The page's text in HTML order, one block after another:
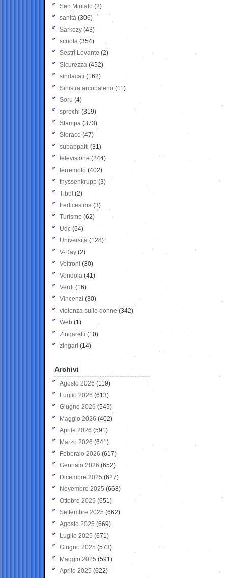
San Miniato (2)
sanità (306)
Sarkozy (43)
scuola (354)
Sestri Levante (2)
Sicurezza (452)
sindacati (162)
Sinistra arcobaleno (11)
Soru (4)
sprechi (319)
Stampa (373)
Storace (47)
subappalti (31)
televisione(244)
terremoto (402)
thyssenkrupp (3)
Tibet(2)
tredicesima (3)
Turismo (62)
Udc (64)
Università (128)
V-Day (2)
Veltroni (30)
Vendola (41)
Verdi (16)
Vincenzi (30)
violenza sulle donne (342)
Web (1)
Zingaretti (10)
zingari (14)
Archivi
Agosto 2026 (119)
Luglio 2026 (613)
Giugno 2026 (545)
Maggio 2026 (402)
Aprile 2026 (591)
Marzo 2026 (641)
Febbraio 2026 (617)
Gennaio 2026 (652)
Dicembre 2025 (627)
Novembre 2025 (668)
Ottobre 2025 (651)
Settembre 2025 (662)
Agosto 2025 (669)
Luglio 2025 (671)
Giugno 2025 (573)
Maggio 2025 (591)
Aprile 2025 (622)